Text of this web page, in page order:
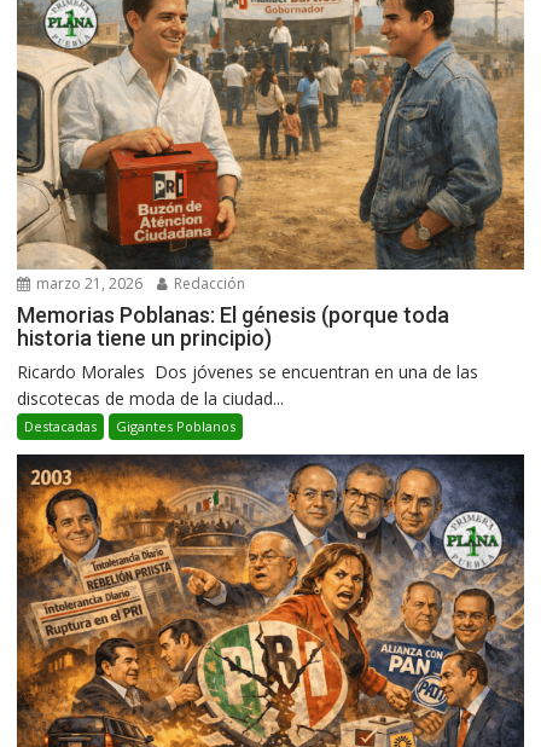
marzo 21, 2026 Redacción
Memorias Poblanas: El génesis (porque toda
historia tiene un principio)
Ricardo Morales Dos jóvenes se encuentran en una de las
discotecas de moda de la ciudad...
Destacadas Gigantes Poblanos